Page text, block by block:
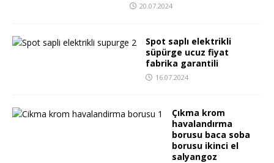
20.07.2024
Spot saplı elektrikli
süpürge ucuz fiyat
fabrika garantili
16.07.2024
Çıkma krom
havalandırma
borusu baca soba
borusu ikinci el
salyangoz